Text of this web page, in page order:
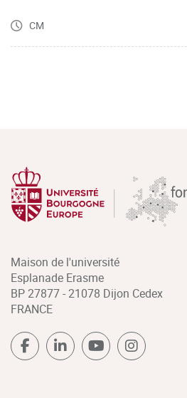
CM
Maison de l'université
Esplanade Erasme
BP 27877 - 21078 Dijon Cedex
FRANCE